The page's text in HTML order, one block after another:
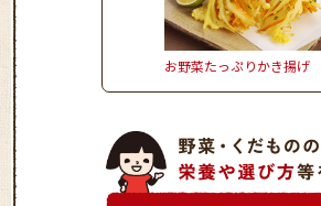
お野菜たっぷりかき揚げ